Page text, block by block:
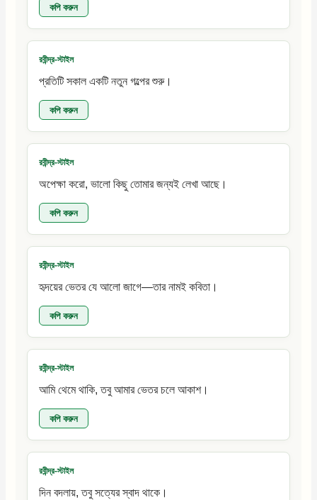
কপি করুন
রবীন্দ্র-স্টাইল
প্রতিটি সকাল একটি নতুন গল্পের শুরু।
কপি করুন
রবীন্দ্র-স্টাইল
অপেক্ষা করো, ভালো কিছু তোমার জন্যই লেখা আছে।
কপি করুন
রবীন্দ্র-স্টাইল
হৃদয়ের ভেতর যে আলো জাগে—তার নামই কবিতা।
কপি করুন
রবীন্দ্র-স্টাইল
আমি থেমে থাকি, তবু আমার ভেতর চলে আকাশ।
কপি করুন
রবীন্দ্র-স্টাইল
দিন বদলায়, তবু সত্যের স্বাদ থাকে।